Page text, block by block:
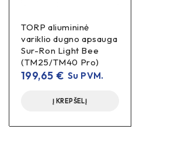
TORP aliumininė
variklio dugno apsauga
Sur-Ron Light Bee
(TM25/TM40 Pro)
199,65 € Su PVM.
Į KREPŠELĮ